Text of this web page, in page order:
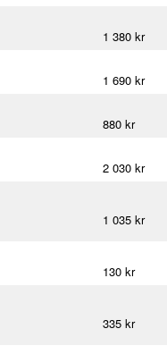
1 380 kr
1 690 kr
880 kr
2 030 kr
1 035 kr
130 kr
335 kr